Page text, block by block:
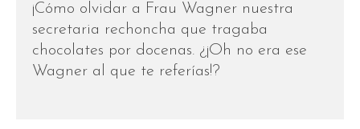
¡Cómo olvidar a Frau Wagner nuestra
secretaria rechoncha que tragaba
chocolates por docenas. ¿¡Oh no era ese
Wagner al que te referías!?